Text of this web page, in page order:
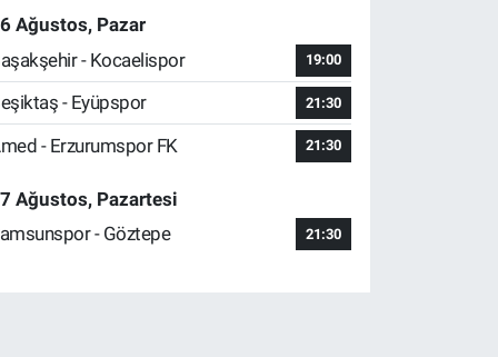
Ağustos, Pazar
- Kocaelispor
19:00
- Eyüpspor 21:30
- Erzurumspor FK 21:30
Ağustos, Pazartesi
- Göztepe
21:30